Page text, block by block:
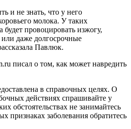
и не знать, что у него
молока. У таких
будет провоцировать изжогу,
или даже долгосрочные
Павлюк.
писал о том, как может навредить
в справочных целях. О
действиях спрашивайте у
обстоятельствах не занимайтесь
признаках заболевания обратитесь